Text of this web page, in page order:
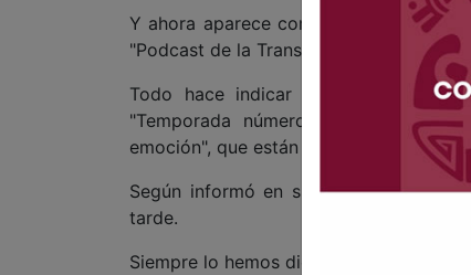
Y ahora aparece como un nuevo
"Podcast de la Transformación".
Todo hace indicar que, ya lo había
"Temporada número 2", y en la
emoción", que están a punto de
Según informó en su cuenta de
tarde.
Siempre lo hemos dicho: "todos